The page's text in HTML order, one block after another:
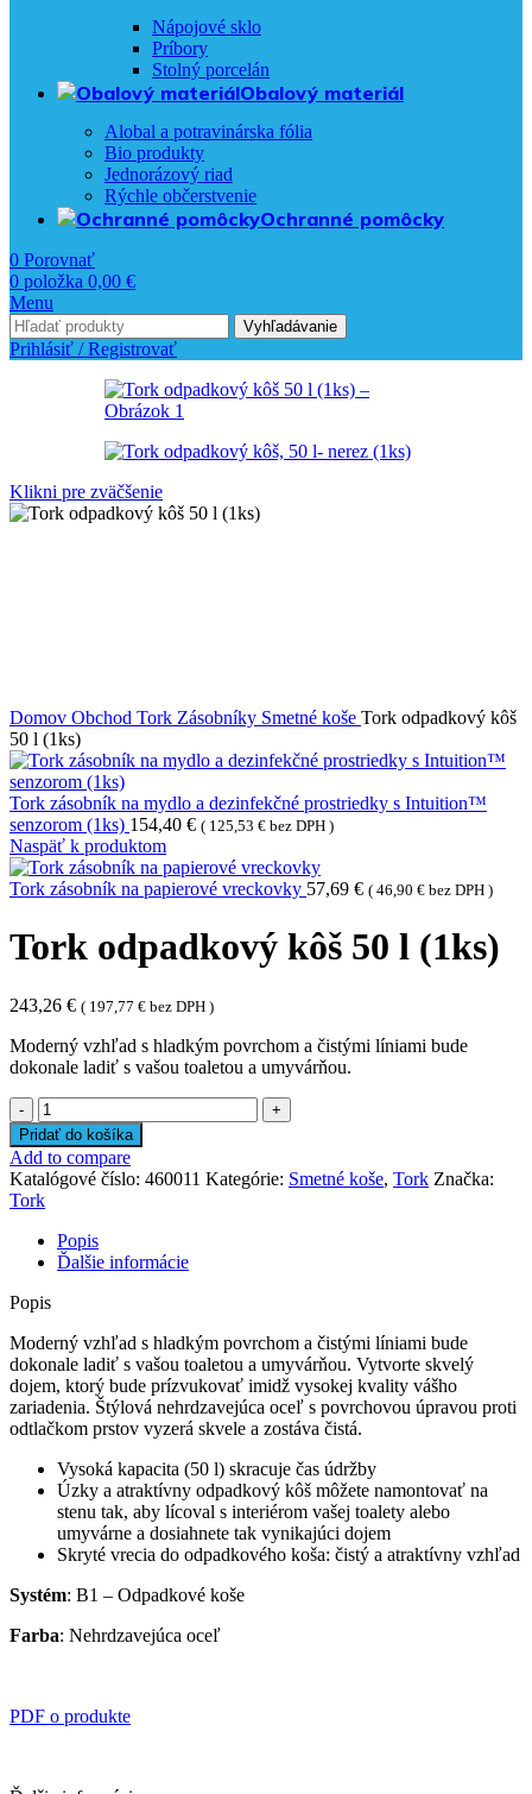
Nápojové sklo
Príbory
Stolný porcelán
Obalový materiál
Alobal a potravinárska fólia
Bio produkty
Jednorázový riad
Rýchle občerstvenie
Ochranné pomôcky
0 Porovnať
0 položka 0,00 €
Menu
Vyhľadávanie
Prihlásiť / Registrovať
Klikni pre zväčšenie
Domov Obchod Tork Zásobníky Smetné koše Tork odpadkový kôš
50 l (1ks)
Tork zásobník na mydlo a dezinfekčné prostriedky s Intuition™
senzorom (1ks) 154,40 € ( 125,53 € bez DPH )
Naspäť k produktom
Tork zásobník na papierové vreckovky 57,69 € ( 46,90 € bez DPH )
Tork odpadkový kôš 50 l (1ks)
243,26 € ( 197,77 € bez DPH )
Moderný vzhľad s hladkým povrchom a čistými líniami bude
dokonale ladiť s vašou toaletou a umyvárňou.
množstvo
Tork
odpadkový
kôš
50
l
(1ks)
Pridať do košíka
Add to compare
Katalógové číslo: 460011 Kategórie: Smetné koše, Tork Značka:
Tork
Popis
Ďalšie informácie
Popis
Moderný vzhľad s hladkým povrchom a čistými líniami bude
dokonale ladiť s vašou toaletou a umyvárňou. Vytvorte skvelý
dojem, ktorý bude prízvukovať imidž vysokej kvality vášho
zariadenia. Štýlová nehrdzavejúca oceľ s povrchovou úpravou proti
odtlačkom prstov vyzerá skvele a zostáva čistá.
Vysoká kapacita (50 l) skracuje čas údržby
Úzky a atraktívny odpadkový kôš môžete namontovať na
stenu tak, aby lícoval s interiérom vašej toalety alebo
umyvárne a dosiahnete tak vynikajúci dojem
Skryté vrecia do odpadkového koša: čistý a atraktívny vzhľad
Systém: B1 – Odpadkové koše
Farba: Nehrdzavejúca oceľ
PDF o produkte